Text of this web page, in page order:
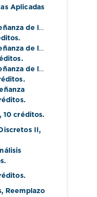
Aplicadas
de las
de las
de las
, 10 créditos.
II,
Reemplazo